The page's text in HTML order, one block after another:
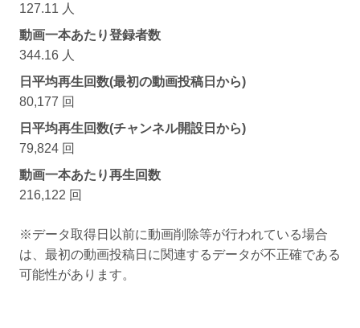
127.11 人
動画一本あたり登録者数
344.16 人
日平均再生回数(最初の動画投稿日から)
80,177 回
日平均再生回数(チャンネル開設日から)
79,824 回
動画一本あたり再生回数
216,122 回
※データ取得日以前に動画削除等が行われている場合
は、最初の動画投稿日に関連するデータが不正確である
可能性があります。